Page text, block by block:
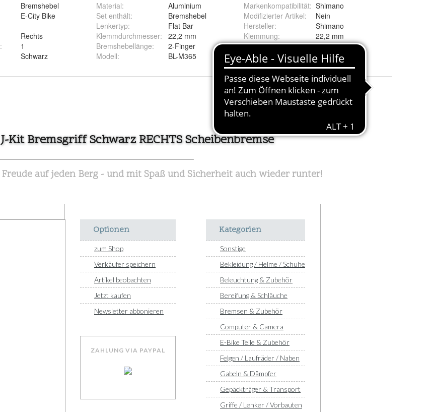
Bremshebel
E-City Bike
Rechts
:
1
Schwarz
Material:
Aluminium
Set enthält:
Bremshebel
Lenkertyp:
Flat Bar
Klemmdurchmesser:
22,2 mm
Bremshebellänge:
2-Finger
Modell: BL-M365
Markenkompatibilität: Shimano
Modifizierter Artikel:
Nein
Hersteller:
Shimano
Klemmung: 22,2 mm